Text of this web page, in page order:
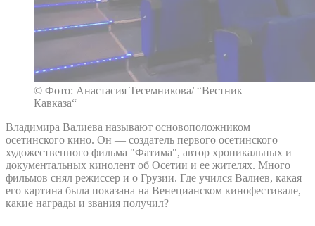
© Фото: Анастасия Тесемникова/ “Вестник
Кавказа“
Владимира Валиева называют основоположником
осетинского кино. Он — создатель первого осетинского
художественного фильма "Фатима", автор хроникальных и
документальных кинолент об Осетии и ее жителях. Много
фильмов снял режиссер и о Грузии. Где учился Валиев, какая
его картина была показана на Венецианском кинофестивале,
какие награды и звания получил?